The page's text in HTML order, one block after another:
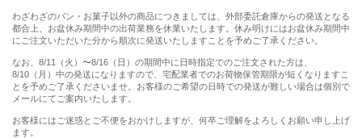
わざわざのパン・お菓子以外の商品につきましては、外部委託倉庫からの発送となる
都合上、お盆休み期間中の出荷業務を休業いたします。休み明けにはお盆休み期間中
にご注文いただいた分から順次に発送いたしますことを予めご了承ください。
なお、8/11（火）〜8/16（日）の期間中に日時指定でのご注文された方は、
8/10（月）中の発送になりますので、宅配業者でのお荷物保管期限が短くなりますこ
とを予めご了承くださいませ。お客様のご希望の日時での発送が難しい場合は個別で
メールにてご案内いたします。
お客様にはご迷惑とご不便をおかけしますが、何卒ご理解をよろしくお願い申し上げ
ます。